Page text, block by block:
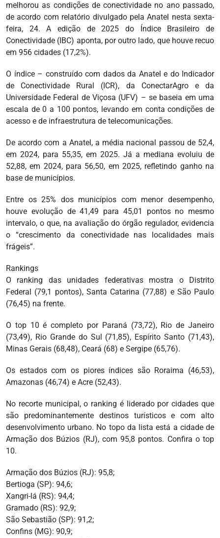
melhorou as condições de conectividade no ano passado,
de acordo com relatório divulgado pela Anatel nesta sexta-
feira, 24. A edição de 2025 do Índice Brasileiro de
Conectividade (IBC) aponta, por outro lado, que houve recuo
em 956 cidades (17,2%).
O índice – construído com dados da Anatel e do Indicador
de Conectividade Rural (ICR), da ConectarAgro e da
Universidade Federal de Viçosa (UFV) – se baseia em uma
escala de 0 a 100 pontos, levando em conta condições de
acesso e de infraestrutura de telecomunicações.
De acordo com a Anatel, a média nacional passou de 52,4,
em 2024, para 55,35, em 2025. Já a mediana evoluiu de
52,88, em 2024, para 56,50, em 2025, refletindo ganho na
base de municípios.
Entre os 25% dos municípios com menor desempenho,
houve evolução de 41,49 para 45,01 pontos no mesmo
intervalo, o que, na avaliação do órgão regulador, evidencia
o “crescimento da conectividade nas localidades mais
frágeis”.
Rankings
O ranking das unidades federativas mostra o Distrito
Federal (79,1 pontos), Santa Catarina (77,88) e São Paulo
(76,45) na frente.
O top 10 é completo por Paraná (73,72), Rio de Janeiro
(73,49), Rio Grande do Sul (71,85), Espírito Santo (71,43),
Minas Gerais (68,48), Ceará (68) e Sergipe (65,76).
Os estados com os piores índices são Roraima (46,53),
Amazonas (46,74) e Acre (52,43).
No recorte municipal, o ranking é liderado por cidades que
são predominantemente destinos turísticos e com alto
desenvolvimento urbano. No topo da lista está a cidade de
Armação dos Búzios (RJ), com 95,8 pontos. Confira o top
10.
Armação dos Búzios (RJ): 95,8;
Bertioga (SP): 94,6;
Xangri-lá (RS): 94,4;
Gramado (RS): 92,9;
São Sebastião (SP): 91,2;
Confins (MG): 90,9;